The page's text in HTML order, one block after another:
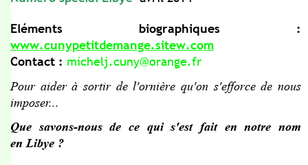
Eléments biographiques :
www.cunypetitdemange.sitew.com
Contact : michelj.cuny@orange.fr
Pour aider à sortir de l'ornière qu'on s'efforce de nous
imposer...
Que savons-nous de ce qui s'est fait en notre nom
en Libye ?